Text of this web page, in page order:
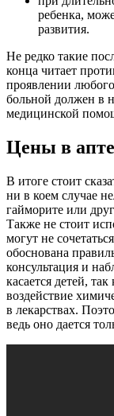
ребенка,
развития.
Не редко такие
конца читает
проявлении
больной должен в
медицинской
Цены в
В итоге стоит
ни в коем случае
гайморите или
Также не стоит
могут не
обоснована
консультация и
касается детей,
воздействие
в лекарствах.
ведь оно дается